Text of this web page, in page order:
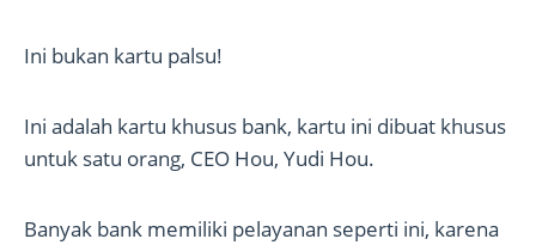
Ini bukan kartu palsu!
Ini adalah kartu khusus bank, kartu ini dibuat khusus
untuk satu orang, CEO Hou, Yudi Hou.
Banyak bank memiliki pelayanan seperti ini, karena